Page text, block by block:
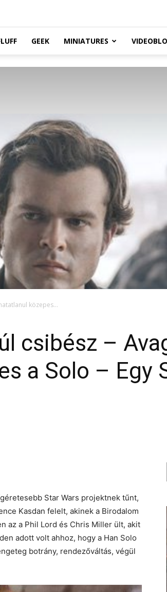
GEEK MINIATURES
közepes...
csibész –
a Solo – Egy
Star Wars projektnek tűnt,
Kasdan felelt, akinek a Birodalom
az a Phil Lord és Chris Miller ült, akit
adott volt ahhoz, hogy a Han Solo
botrány, rendezőváltás, végül